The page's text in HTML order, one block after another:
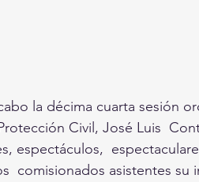
la décima cuarta sesión
Civil, José Luis
espectáculos,
comisionados asistentes su